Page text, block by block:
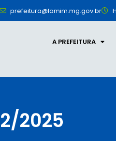
prefeitura@lamim.mg.gov.br
A PREFEITURA
2025